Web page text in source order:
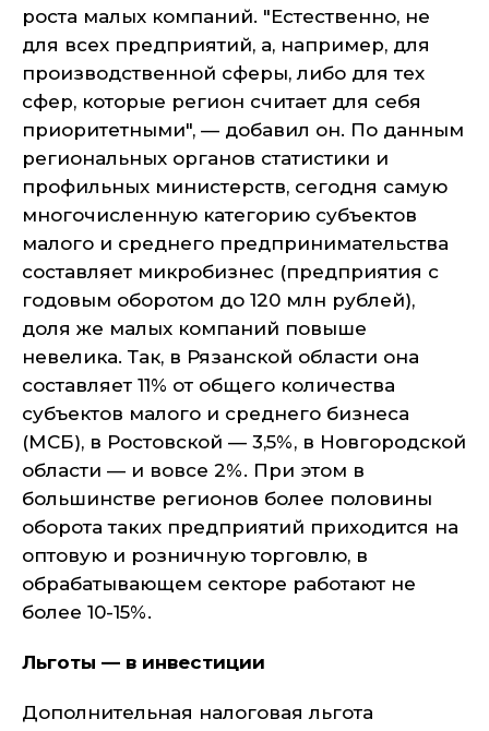
роста малых компаний. "Естественно, не
для всех предприятий, а, например, для
производственной сферы, либо для тех
сфер, которые регион считает для себя
приоритетными", — добавил он. По данным
региональных органов статистики и
профильных министерств, сегодня самую
многочисленную категорию субъектов
малого и среднего предпринимательства
составляет микробизнес (предприятия с
годовым оборотом до 120 млн рублей),
доля же малых компаний повыше
невелика. Так, в Рязанской области она
составляет 11% от общего количества
субъектов малого и среднего бизнеса
(МСБ), в Ростовской — 3,5%, в Новгородской
области — и вовсе 2%. При этом в
большинстве регионов более половины
оборота таких предприятий приходится на
оптовую и розничную торговлю, в
обрабатывающем секторе работают не
более 10-15%.
Льготы — в инвестиции
Дополнительная налоговая льгота